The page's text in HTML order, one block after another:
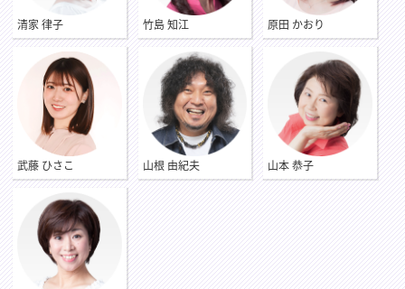
清家 律子 竹島 知江 原田 かおり
武藤 ひさこ 山根 由紀夫 山本 恭子